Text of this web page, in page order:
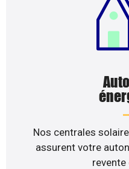
Nos centrales
assurent votre
revente